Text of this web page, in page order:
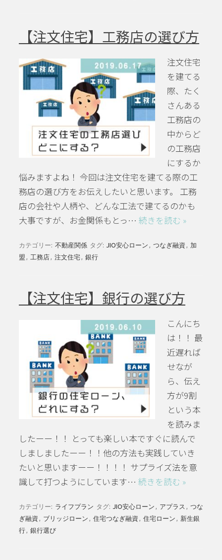
【注文住宅】工務店の選び方
注文住宅
を建てる
際、たく
さんある
工務店の
中からど
の工務店
にするか
悩みますよね！ 今回は注文住宅を建てる際の工
務店の選び方をお伝えしたいと思います。 工務
店の会社や人柄や、どんな工法で建てるのかも
大事ですが、お金関係もとっ… 続きを読む »
カテゴリー: 不動産関係 タグ: JIO安心ローン , つなぎ融資 , 加
盟 , 工務店, 注文住宅, 銀行
【注文住宅】銀行の選び方
こんにち
は！！ 最
近遅れば
せなが
ら、伝え
方が9割
という本
を読みま
したーー！！ とっても楽しい本ですぐに読んで
しましましたーー！！他の方法も実践していき
たいと思いますーー！！！！ サプライズ法を意
識して打つようにしています… 続きを読む »
カテゴリー: ライフプラン タグ: JIO安心ローン , アプラス , つな
ぎ融資 , ブリッジローン , 住宅つなぎ融資 , 住宅ローン , 新生銀
行, 銀行選び